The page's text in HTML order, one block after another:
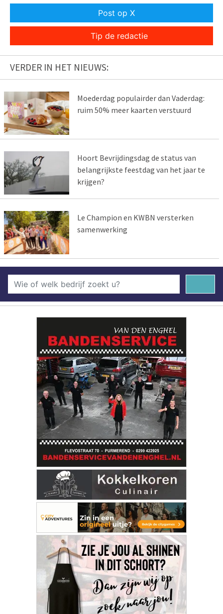
Post op X
Tip de redactie
VERDER IN HET NIEUWS:
Moederdag populairder dan Vaderdag:
ruim 50% meer kaarten verstuurd
Hoort Bevrijdingsdag de status van
belangrijkste feestdag van het jaar te
krijgen?
Le Champion en KWBN versterken
samenwerking